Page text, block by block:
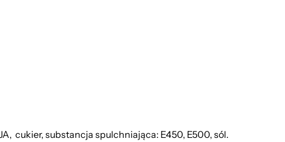
cukier, substancja spulchniająca: E450, E500, sól.